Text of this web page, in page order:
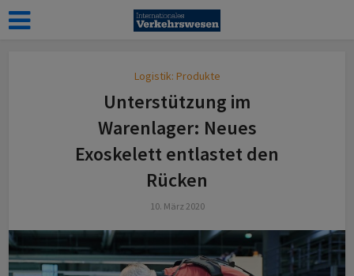
Logistik: Produkte
Unterstützung im
Warenlager: Neues
Exoskelett entlastet den
Rücken
10. März 2020